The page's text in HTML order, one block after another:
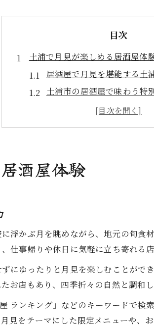
目次
土浦で月見が楽しめる居酒屋体
居酒屋で月見を堪能する土
土浦市の居酒屋で味わう特
駅近の居酒屋で月見を楽し
土浦駅周辺の居酒屋体験で
個室利用で味わう土浦の居酒屋時
居酒屋の個室でゆったり過
土浦 居酒屋 個室 人気の理
完全個室で楽しむ土浦の居
月見を満喫できる落ち着いた空
居酒屋の落ち着いた空間で
土浦 居酒屋 完全個室で静か
居酒屋選びで重視したい落
酒屋体験
浮かぶ月を眺めながら、地元の旬食
仕事帰りや休日に気軽に立ち寄れる
にゆったりと月見を楽しむことがで
お店もあり、四季折々の自然と調和
ランキング」などのキーワードで
見をテーマにした限定メニューや、